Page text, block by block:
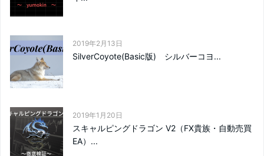
2019年2月13日
SilverCoyote(Basic版) シルバーコヨ...
2019年1月20日
スキャルピングドラゴン V2（FX貴族・自動売買
EA）...